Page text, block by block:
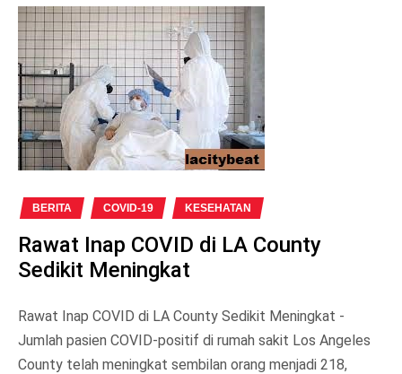
BERITA COVID-19 KESEHATAN
Rawat Inap COVID di LA County
Sedikit Meningkat
Rawat Inap COVID di LA County Sedikit Meningkat -
Jumlah pasien COVID-positif di rumah sakit Los Angeles
County telah meningkat sembilan orang menjadi 218,